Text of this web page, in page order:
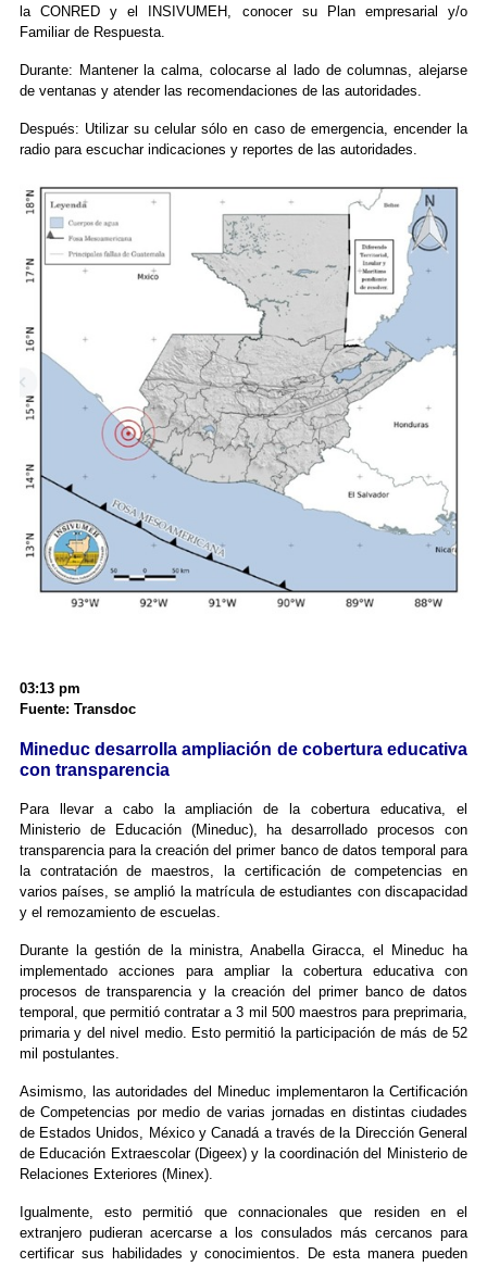
la CONRED y el INSIVUMEH, conocer su Plan empresarial y/o
Familiar de Respuesta.
Durante: Mantener la calma, colocarse al lado de columnas, alejarse
de ventanas y atender las recomendaciones de las autoridades.
Después: Utilizar su celular sólo en caso de emergencia, encender la
radio para escuchar indicaciones y reportes de las autoridades.
03:13 pm
Fuente: Transdoc
Mineduc desarrolla ampliación de cobertura educativa
con transparencia
Para llevar a cabo la ampliación de la cobertura educativa, el
Ministerio de Educación (Mineduc), ha desarrollado procesos con
transparencia para la creación del primer banco de datos temporal para
la contratación de maestros, la certificación de competencias en
varios países, se amplió la matrícula de estudiantes con discapacidad
y el remozamiento de escuelas.
Durante la gestión de la ministra, Anabella Giracca, el Mineduc ha
implementado acciones para ampliar la cobertura educativa con
procesos de transparencia y la creación del primer banco de datos
temporal, que permitió contratar a 3 mil 500 maestros para preprimaria,
primaria y del nivel medio. Esto permitió la participación de más de 52
mil postulantes.
Asimismo, las autoridades del Mineduc implementaron la Certificación
de Competencias por medio de varias jornadas en distintas ciudades
de Estados Unidos, México y Canadá a través de la Dirección General
de Educación Extraescolar (Digeex) y la coordinación del Ministerio de
Relaciones Exteriores (Minex).
Igualmente, esto permitió que connacionales que residen en el
extranjero pudieran acercarse a los consulados más cercanos para
certificar sus habilidades y conocimientos. De esta manera pueden